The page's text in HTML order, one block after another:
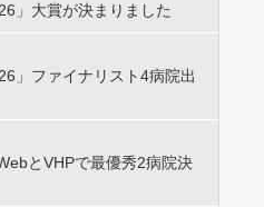
」大賞が決まりました
」ファイナリスト4病院出
とVHPで最優秀2病院決